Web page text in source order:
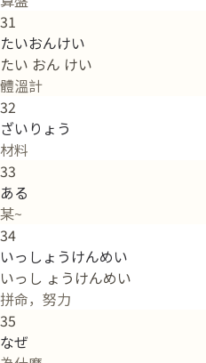
31
たいおんけい
たい おん けい
體溫計
32
ざいりょう
材料
33
ある
某~
34
いっしょうけんめい
いっし ょうけんめい
拼命，努力
35
なぜ